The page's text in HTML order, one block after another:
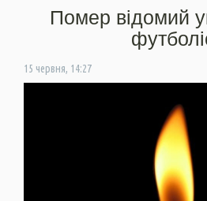
Помер відомий
15 червня, 14:27